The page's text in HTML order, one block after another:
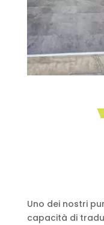
Uno dei nostri
capacità di